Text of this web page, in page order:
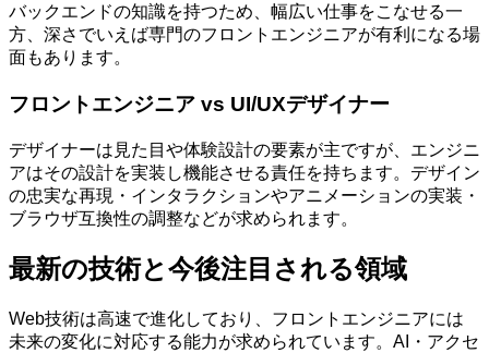
バックエンドの知識を持つため、幅広い仕事をこなせる一
方、深さでいえば専門のフロントエンジニアが有利になる場
面もあります。
フロントエンジニア vs UI/UXデザイナー
デザイナーは見た目や体験設計の要素が主ですが、エンジニ
アはその設計を実装し機能させる責任を持ちます。デザイン
の忠実な再現・インタラクションやアニメーションの実装・
ブラウザ互換性の調整などが求められます。
最新の技術と今後注目される領域
Web技術は高速で進化しており、フロントエンジニアには
未来の変化に対応する能力が求められています。AI・アクセ